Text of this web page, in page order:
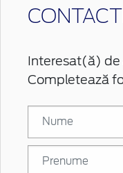
Interesat(ă)
Completează